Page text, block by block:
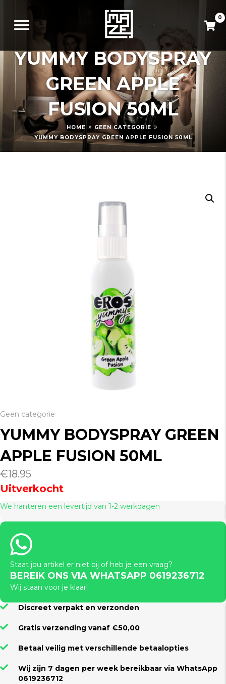
0
YUMMY BODYSPRAY
GREEN APPLE
FUSION 50ML
HOME » GEEN CATEGORIE »
YUMMY BODYSPRAY GREEN APPLE FUSION 50ML
Geen categorie
YUMMY BODYSPRAY GREEN
APPLE FUSION 50ML
€18.95
Uitverkocht
We hanteren een levertijd van 1-2 werkdagen
Staat jou artikel er niet bij of heb je een vraag?
BEREIK ONS VIA WHATSAPP 0619236712
Wij staan voor je klaar!
Discreet verpakt en verzonden
Gratis verzending vanaf €50,00
Betaal veilig met verschillende betaalopties
Wij zijn 7 dagen per week bereikbaar via WhatsApp
0619236712